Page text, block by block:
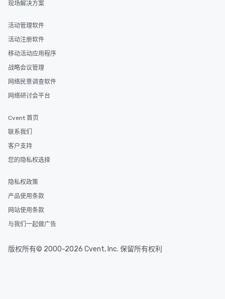
现场解决方案
活动管理软件
活动注册软件
移动活动应用程序
战略会议管理
网络民意调查软件
网络研讨会平台
Cvent 首页
联系我们
客户支持
您的隐私权选择
隐私权政策
产品使用条款
网站使用条款
与我们一起做广告
版权所有© 2000-2026 Cvent, Inc. 保留所有权利